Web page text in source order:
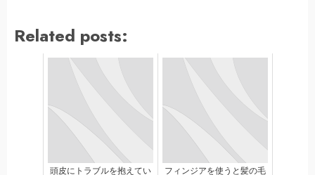
Related posts:
頭皮にトラブルを抱えてい
フィンジアを使うと髪の毛